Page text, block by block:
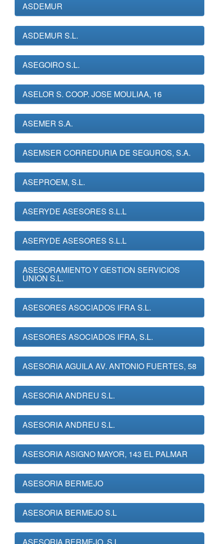
ASDEMUR
ASDEMUR S.L.
ASEGOIRO S.L.
ASELOR S. COOP. JOSE MOULIAA, 16
ASEMER S.A.
ASEMSER CORREDURIA DE SEGUROS, S.A.
ASEPROEM, S.L.
ASERYDE ASESORES S.L.L
ASERYDE ASESORES S.L.L
ASESORAMIENTO Y GESTION SERVICIOS
UNION S.L.
ASESORES ASOCIADOS IFRA S.L.
ASESORES ASOCIADOS IFRA, S.L.
ASESORIA AGUILA AV. ANTONIO FUERTES, 58
ASESORIA ANDREU S.L.
ASESORIA ANDREU S.L.
ASESORIA ASIGNO MAYOR, 143 EL PALMAR
ASESORIA BERMEJO
ASESORIA BERMEJO S.L